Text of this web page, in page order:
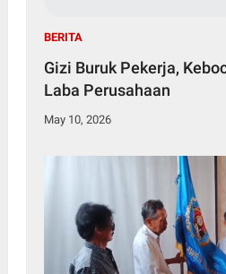
BERITA
Gizi Buruk Pekerja,
Laba Perusahaan
May 10, 2026